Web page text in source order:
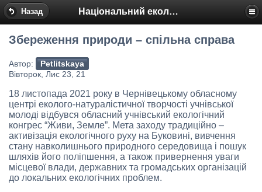
Назад Національний еколого-натуралістичний центр
Збереження природи – спільна справа
Автор:
Petlitskaya
Вівторок, Лис 23, 21
18 листопада 2021 року в Чернівецькому обласному
центрі еколого-натуралістичної творчості учнівської
молоді відбувся обласний учнівський екологічний
конгрес “Живи, Земле”. Мета заходу традиційно –
активізація екологічного руху на Буковині, вивчення
стану навколишнього природного середовища і пошук
шляхів його поліпшення, а також привернення уваги
місцевої влади, державних та громадських організацій
до локальних екологічних проблем.